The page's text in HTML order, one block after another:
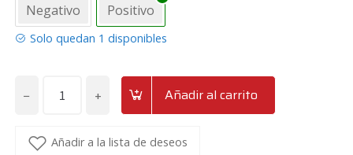
Negativo
Positivo
Solo quedan 1 disponibles
−
batería
+ Añadir al carrito
Añadir a la lista de deseos